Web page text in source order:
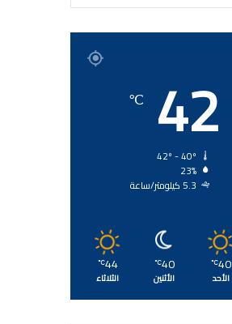
42
℃
23%
5.3 كيلومتر/ساعة
40
℃
الأحد
40
℃
الأثنين
44
℃
الثلاثاء